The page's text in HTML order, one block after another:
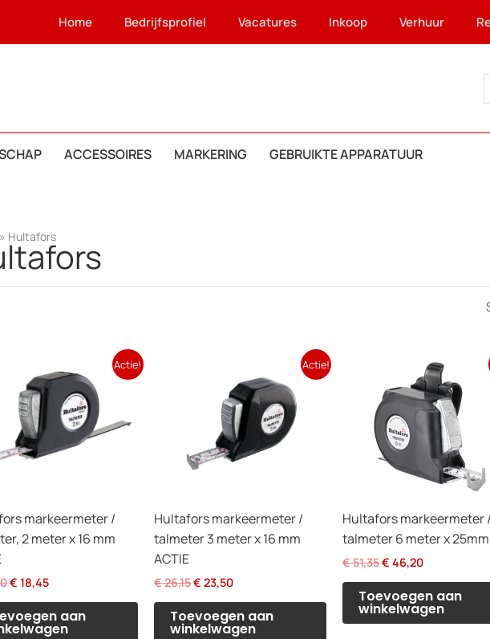
Home Bedrijfsprofiel Vacatures Inkoop Verhuur
ACCESSOIRES MARKERING GEBRUIKTE APPARATUUR
» Hultafors
Actie!
markeermeter /
2 meter x 16 mm
Oorspronkelijke
was:
€ 20,50.
€ 18,45Huidige
is:
€ 18,45.
aan
Actie!
Hultafors markeermeter /
talmeter 3 meter x 16 mm
ACTIE
€26,15Oorspronkelijke
was:
€ 26,15.
€ 23,50Huidige
is:
€ 23,50.
Toevoegen aan
winkelwagen
Hultafors markeermeter /
talmeter 6 meter x 25mm
€51,35Oorspronkelijke
was:
€ 51,35.
€ 46,20Huidige
is:
€ 46,20.
Toevoegen aan
winkelwagen